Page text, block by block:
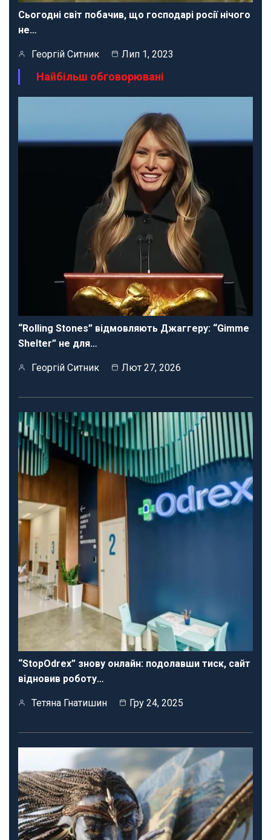
Сьогодні світ побачив, що господарі росії нічого
не…
Георгій Ситник Лип 1, 2023
Найбільш обговорювані
“Rolling Stones” відмовляють Джаггеру: “Gimme
Shelter” не для…
Георгій Ситник Лют 27, 2026
“StopOdrex” знову онлайн: подолавши тиск, сайт
відновив роботу…
Тетяна Гнатишин Гру 24, 2025